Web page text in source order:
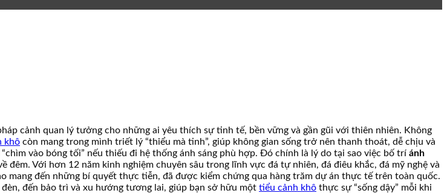
cảnh quan lý tưởng cho những ai yêu thích sự tinh tế, bền vững và gần gũi với thiên nhiên. Không
khô còn mang trong mình triết lý “thiểu mà tinh”, giúp không gian sống trở nên thanh thoát, dễ chịu và
vào bóng tối” nếu thiếu đi hệ thống ánh sáng phù hợp. Đó chính là lý do tại sao việc bố trí ánh
Với hơn 12 năm kinh nghiệm chuyên sâu trong lĩnh vực đá tự nhiên, đá điêu khắc, đá mỹ nghệ và
đến những bí quyết thực tiễn, đã được kiểm chứng qua hàng trăm dự án thực tế trên toàn quốc.
đến bảo trì và xu hướng tương lai, giúp bạn sở hữu một tiểu cảnh khô thực sự “sống dậy” mỗi khi